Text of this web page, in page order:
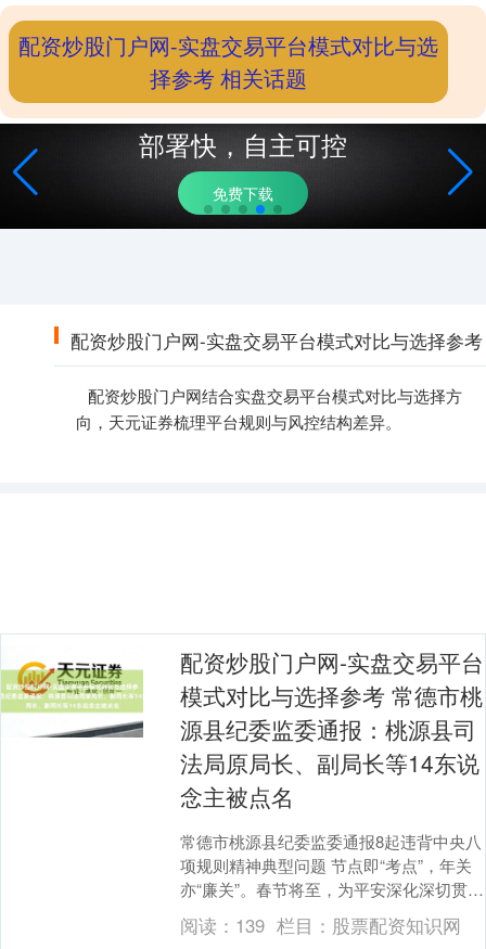
部署快，自主可控
免费下载
配资炒股门户网-实盘交易平台模式对比与选择参考
配资炒股门户网结合实盘交易平台模式对比与选择方
向，天元证券梳理平台规则与风控结构差异。
配资炒股门户网-实盘交易平台模式对比与选
择参考 相关话题
配资炒股门户网-实盘交易平台
模式对比与选择参考 常德市桃
源县纪委监委通报：桃源县司
法局原局长、副局长等14东说
念主被点名
常德市桃源县纪委监委通报8起违背中央八
项规则精神典型问题 节点即“考点”，年关
亦“廉关”。春节将至，为平安深化深切贯彻
中央八项规则精神学习解说甘休，强化警
示解说....
阅读： 139 栏目： 股票配资知识网